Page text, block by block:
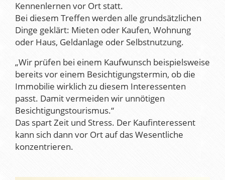
Kennenlernen vor Ort statt.
Bei diesem Treffen werden alle grundsätzlichen
Dinge geklärt: Mieten oder Kaufen, Wohnung
oder Haus, Geldanlage oder Selbstnutzung.
„Wir prüfen bei einem Kaufwunsch beispielsweise
bereits vor einem Besichtigungstermin, ob die
Immobilie wirklich zu diesem Interessenten
passt. Damit vermeiden wir unnötigen
Besichtigungstourismus.“
Das spart Zeit und Stress. Der Kaufinteressent
kann sich dann vor Ort auf das Wesentliche
konzentrieren.